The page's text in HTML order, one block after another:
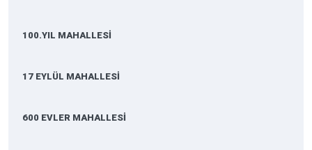
100.YIL MAHALLESİ
17 EYLÜL MAHALLESİ
600 EVLER MAHALLESİ